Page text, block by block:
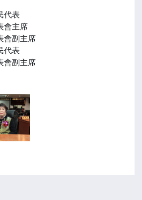
代表
會主席
會副主席
代表
會副主席